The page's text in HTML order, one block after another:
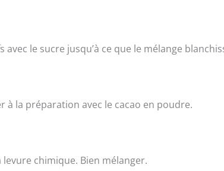
le sucre jusqu’à ce que le mélange
à la préparation avec le cacao en poudre.
chimique. Bien mélanger.